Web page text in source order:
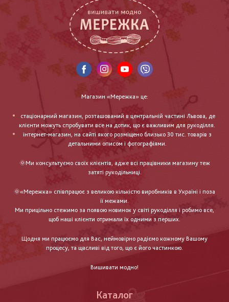
Магазин «Мережка» це:
стаціонарний магазин, розташований в центральній частині Львова, де
клієнти можуть спробувати все на дотик, що є важливим для рукоділля.
інтернет-магазин, на сайті якого розміщено близько 30 тис. товарів з
детальними описом і фотографіями.
🌞Ми консультуємо своїх клієнтів, адже всі працівники магазину теж
затяті рукодільниці.
🌞«Мережка» співпрацює з великою кількістю виробників в Україні і поза
її межами.
Ми прицільно стежимо за появою новинок у світі рукоділля і робимо все,
щоб наші клієнти отримали їх одними з перших.
Щодня ми працюємо для Вас, неймовірно радіємо кожному Вашому
процесу, та щасливі від того, що є його частинкою.
Вишивати модно!
Каталог